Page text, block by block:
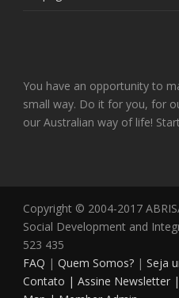
You have an opportunity to
small way. Do it for you, for
our Australian way of life!
Copyright © 2004-2017
Social Development and
523 435
FAQ | Quem Somos? | Seja
Contato | Assine Newsletter |